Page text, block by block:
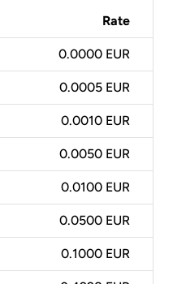
Rate
0.0000 EUR
0.0005 EUR
0.0010 EUR
0.0050 EUR
0.0100 EUR
0.0500 EUR
0.1000 EUR